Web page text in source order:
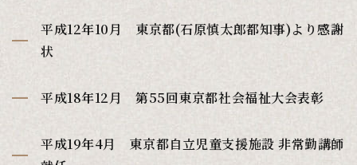
平成12年10月 東京都(石原慎太郎都知事)より感謝
状
平成18年12月 第55回東京都社会福祉大会表彰
平成19年4月 東京都自立児童支援施設 非常勤講師